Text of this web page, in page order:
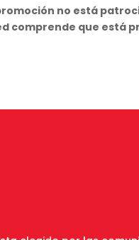
promoción no está
comprende que está